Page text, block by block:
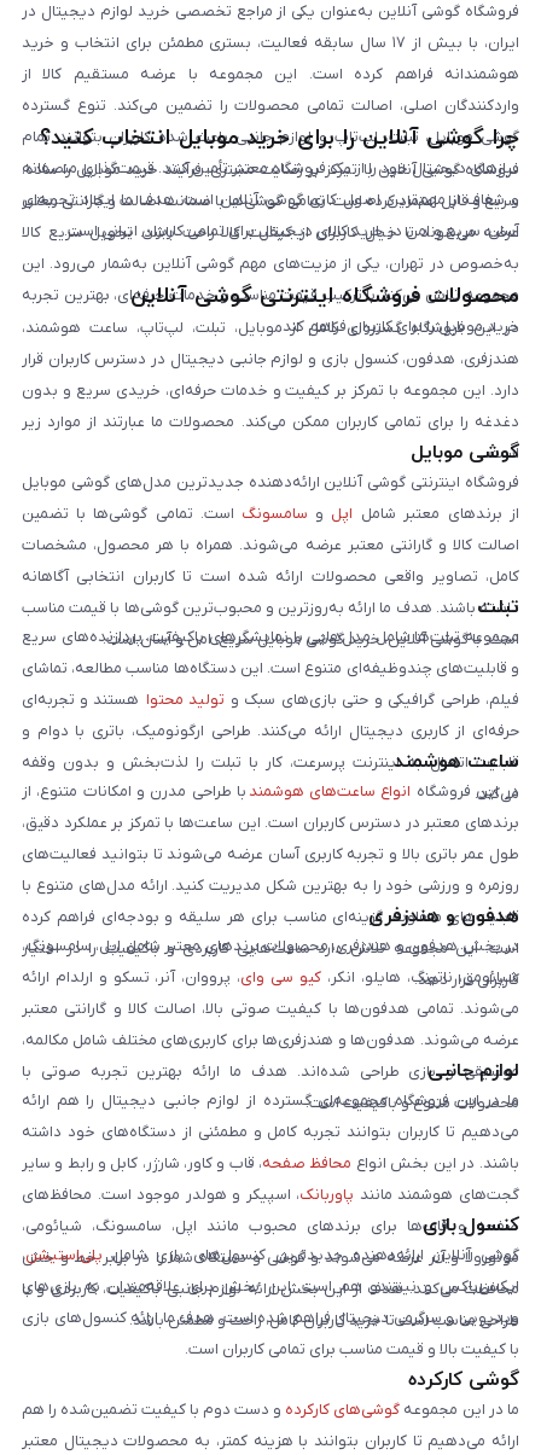
فروشگاه گوشی آنلاین به‌عنوان یکی از مراجع تخصصی خرید لوازم دیجیتال در
ایران، با بیش از ۱۷ سال سابقه فعالیت، بستری مطمئن برای انتخاب و خرید
هوشمندانه فراهم کرده است. این مجموعه با عرضه مستقیم کالا از
واردکنندگان اصلی، اصالت تمامی محصولات را تضمین می‌کند. تنوع گسترده
گوشی موبایل، تبلت، لپ‌تاپ و لوازم جانبی باعث شده کاربران بتوانند تمام
نیازهای دیجیتال خود را از یک فروشگاه معتبر تأمین کنند. قیمت‌گذاری منصفانه
و شفاف از مهم‌ترین اصول کاری گوشی آنلاین است. هدف ما ایجاد تجربه‌ای
آسان، سریع و امن در خرید کالای دیجیتال برای تمامی کاربران ایرانی است.
چرا گوشی آنلاین را برای خرید موبایل انتخاب کنید؟
فروشگاه گوشی آنلاین با تمرکز بر رضایت مشتری، فرآیند خرید موبایل را ساده،
سریع و قابل اعتماد کرده است. تمامی گوشی‌ها با ضمانت اصالت و گارانتی معتبر
عرضه می‌شوند تا خیال کاربران از کیفیت کالا راحت باشد. تحویل سریع کالا
به‌خصوص در تهران، یکی از مزیت‌های مهم گوشی آنلاین به‌شمار می‌رود. این
مجموعه تلاش می‌کند با ترکیب قیمت مناسب و خدمات حرفه‌ای، بهترین تجربه
خرید موبایل را برای کاربران فراهم کند.
محصولات فروشگاه اینترنتی گوشی آنلاین
در این فروشگاه گستره‌ای کامل از موبایل، تبلت، لپ‌تاپ، ساعت هوشمند،
هندزفری، هدفون، کنسول بازی و لوازم جانبی دیجیتال در دسترس کاربران قرار
دارد. این مجموعه با تمرکز بر کیفیت و خدمات حرفه‌ای، خریدی سریع و بدون
دغدغه را برای تمامی کاربران ممکن می‌کند. محصولات ما عبارتند از موارد زیر
است:
گوشی موبایل
فروشگاه اینترنتی گوشی آنلاین ارائه‌دهنده جدیدترین مدل‌های گوشی موبایل
از برندهای معتبر شامل اپل و سامسونگ است. تمامی گوشی‌ها با تضمین
اصالت کالا و گارانتی معتبر عرضه می‌شوند. همراه با هر محصول، مشخصات
کامل، تصاویر واقعی محصولات ارائه شده است تا کاربران انتخابی آگاهانه
داشته باشند. هدف ما ارائه به‌روزترین و محبوب‌ترین گوشی‌ها با قیمت مناسب
است. با گوشی آنلاین، خرید گوشی موبایل سریع، امن و آسان است.
تبلت
مجموعه تبلت‌ها شامل مدل‌هایی با نمایشگرهای باکیفیت، پردازنده‌های سریع
و قابلیت‌های چندوظیفه‌ای متنوع است. این دستگاه‌ها مناسب مطالعه، تماشای
فیلم، طراحی گرافیکی و حتی بازی‌های سبک و تولید محتوا هستند و تجربه‌ای
حرفه‌ای از کاربری دیجیتال ارائه می‌کنند. طراحی ارگونومیک، باتری با دوام و
قابلیت اتصال به اینترنت پرسرعت، کار با تبلت را لذت‌بخش و بدون وقفه
می‌کند.
ساعت هوشمند
در این فروشگاه انواع ساعت‌های هوشمند با طراحی مدرن و امکانات متنوع، از
برندهای معتبر در دسترس کاربران است. این ساعت‌ها با تمرکز بر عملکرد دقیق،
طول عمر باتری بالا و تجربه کاربری آسان عرضه می‌شوند تا بتوانید فعالیت‌های
روزمره و ورزشی خود را به بهترین شکل مدیریت کنید. ارائه مدل‌های متنوع با
قابلیت‌های متفاوت، گزینه‌ای مناسب برای هر سلیقه و بودجه‌ای فراهم کرده
است. این مجموعه تلاش دارد ساعت‌هایی کاربردی و باکیفیت را در اختیار
کاربران قرار دهد.
هدفون و هندزفری
در بخش هدفون و هندزفری، محصولات برندهای معتبر شامل اپل، سامسونگ،
شیائومی، ناتینگ، هایلو، انکر، کیو سی وای، پرووان، آنر، تسکو و ارلدام ارائه
می‌شوند. تمامی هدفون‌ها با کیفیت صوتی بالا، اصالت کالا و گارانتی معتبر
عرضه می‌شوند. هدفون‌ها و هندزفری‌ها برای کاربری‌های مختلف شامل مکالمه،
موسیقی و بازی طراحی شده‌اند. هدف ما ارائه بهترین تجربه صوتی با
محصولات متنوع و باکیفیت است.
لوازم جانبی
ما در این فروشگاه مجموعه‌ای گسترده از لوازم جانبی دیجیتال را هم ارائه
می‌دهیم تا کاربران بتوانند تجربه کامل و مطمئنی از دستگاه‌های خود داشته
باشند. در این بخش انواع محافظ صفحه، قاب و کاور، شارژر، کابل و رابط و سایر
گجت‌های هوشمند مانند پاوربانک، اسپیکر و هولدر موجود است. محافظ‌های
صفحه و قاب‌ها برای برندهای محبوب مانند اپل، سامسونگ، شیائومی،
موتورولا و آنر عرضه می‌شوند و گوشی و دستگاه شما را در برابر خط و خش
محافظت می‌کنند. هدف از این بخش ارائه لوازم جانبی باکیفیت، کاربردی و با
طراحی مناسب است تا خرید کاربران کامل، راحت و مطمئن باشد.
کنسول بازی
گوشی آنلاین ارائه‌دهنده جدیدترین کنسول‌های بازی شامل پلی‌استیشن،
ایکس‌باکس و نینتندو هم است. این بخش برای علاقه‌مندان به بازی‌های
ویدیویی و سرگرمی دیجیتال فراهم شده است. هدف ما ارائه کنسول‌های بازی
با کیفیت بالا و قیمت مناسب برای تمامی کاربران است.
گوشی کارکرده
ما در این مجموعه گوشی‌های کارکرده و دست دوم با کیفیت تضمین‌شده را هم
ارائه می‌دهیم تا کاربران بتوانند با هزینه کمتر، به محصولات دیجیتال معتبر